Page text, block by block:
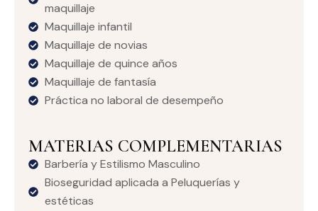
maquillaje
Maquillaje infantil
Maquillaje de novias
Maquillaje de quince años
Maquillaje de fantasía
Práctica no laboral de desempeño
MATERIAS COMPLEMENTARIAS
Barbería y Estilismo Masculino
Bioseguridad aplicada a Peluquerías y
estéticas